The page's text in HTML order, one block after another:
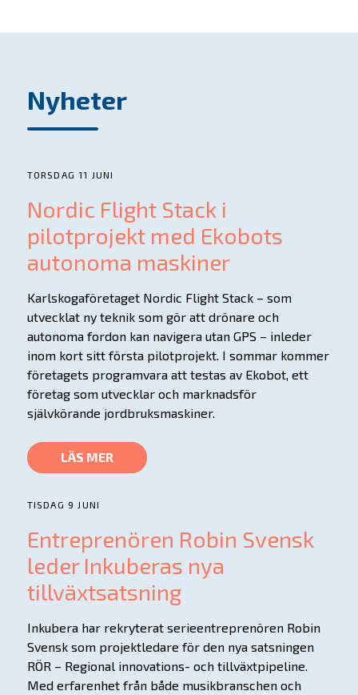
Nyheter
TORSDAG 11 JUNI
Nordic Flight Stack i
pilotprojekt med Ekobots
autonoma maskiner
Karlskogaföretaget Nordic Flight Stack – som
utvecklat ny teknik som gör att drönare och
autonoma fordon kan navigera utan GPS – inleder
inom kort sitt första pilotprojekt. I sommar kommer
företagets programvara att testas av Ekobot, ett
företag som utvecklar och marknadsför
självkörande jordbruksmaskiner.
LÄS MER
TISDAG 9 JUNI
Entreprenören Robin Svensk
leder Inkuberas nya
tillväxtsatsning
Inkubera har rekryterat serieentreprenören Robin
Svensk som projektledare för den nya satsningen
RÖR – Regional innovations- och tillväxtpipeline.
Med erfarenhet från både musikbranschen och